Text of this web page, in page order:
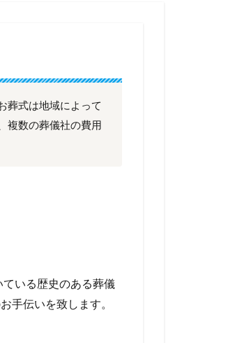
葬式は地域によって
複数の葬儀社の費用
いる歴史のある葬儀
手伝いを致します。